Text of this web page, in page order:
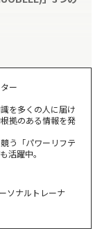
刻み（32kg）
ー
を多くの人に届け
拠のある情報を発
う「パワーリフテ
活躍中。
ソナルトレーナ